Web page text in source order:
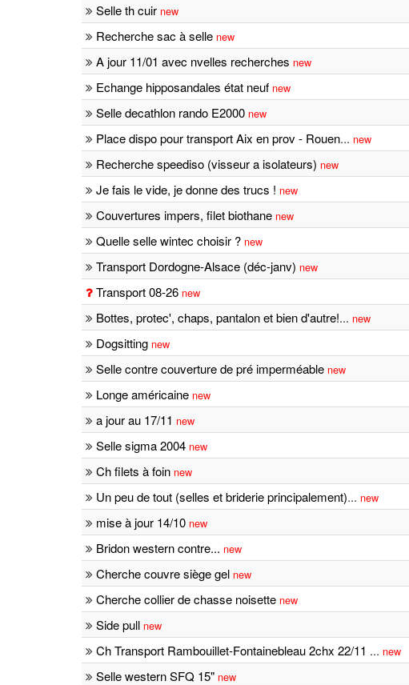
Selle th cuir new
Recherche sac à selle new
A jour 11/01 avec nvelles recherches new
Echange hipposandales état neuf new
Selle decathlon rando E2000 new
Place dispo pour transport Aix en prov - Rouen... new
Recherche speediso (visseur a isolateurs) new
Je fais le vide, je donne des trucs ! new
Couvertures impers, filet biothane new
Quelle selle wintec choisir ? new
Transport Dordogne-Alsace (déc-janv) new
Transport 08-26 new
Bottes, protec', chaps, pantalon et bien d'autre!... new
Dogsitting new
Selle contre couverture de pré imperméable new
Longe américaine new
a jour au 17/11 new
Selle sigma 2004 new
Ch filets à foin new
Un peu de tout (selles et briderie principalement)... new
mise à jour 14/10 new
Bridon western contre... new
Cherche couvre siège gel new
Cherche collier de chasse noisette new
Side pull new
Ch Transport Rambouillet-Fontainebleau 2chx 22/11 ... new
Selle western SFQ 15" new